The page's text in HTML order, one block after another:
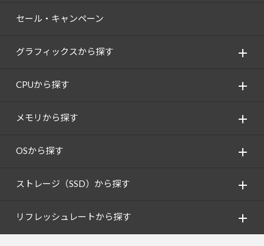
セール・キャンペーン
グラフィックスから探す
CPUから探す
メモリから探す
OSから探す
ストレージ（SSD）から探す
リフレッシュレートから探す